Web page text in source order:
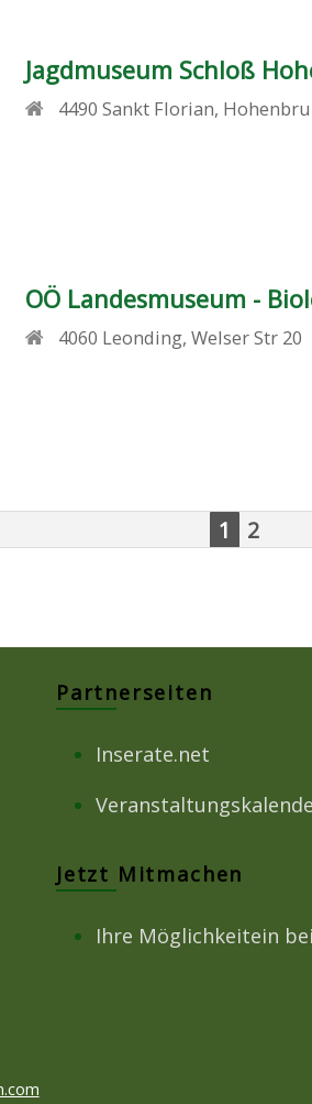
Jagdmuseum Schloß
4490 Sankt Florian,
OÖ Landesmuseum -
4060 Leonding, Welser Str 20
1 2
Partnerseiten
Inserate.net
Jetzt Mitmachen
Ihre Möglichkeitein